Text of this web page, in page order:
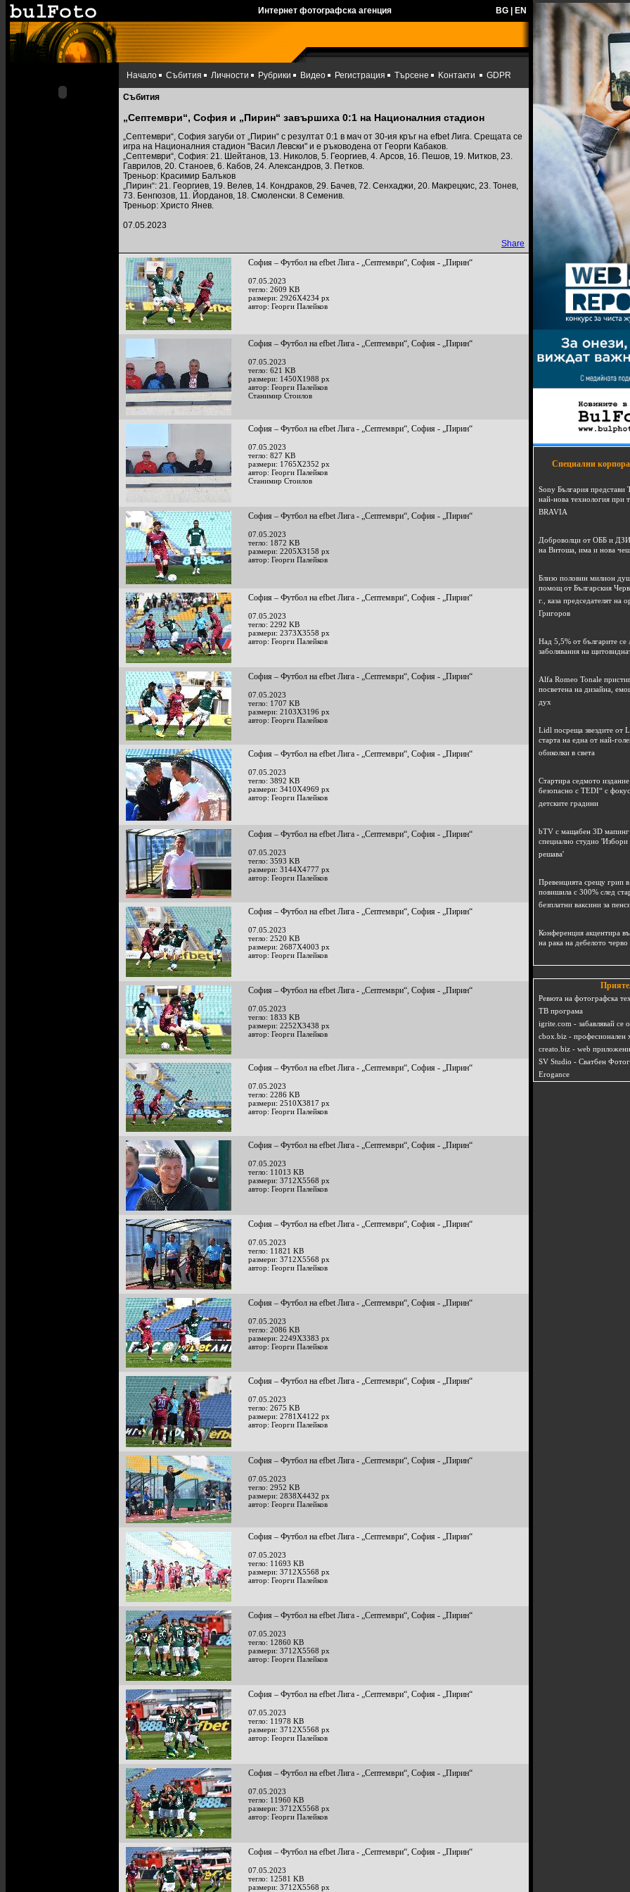
Интернет фотографска агенция BG EN
Начало Събития Личности Рубрики Видео Регистрация Търсене Kонтакти GDPR
Събития
„Септември“, София и „Пирин“ завършиха 0:1 на Националния стадион
„Септември“, София загуби от „Пирин“ с резултат 0:1 в мач от 30-ия кръг на efbet Лига. Срещата се
игра на Националния стадион "Васил Левски" и е ръководена от Георги Кабаков.
„Септември“, София: 21. Шейтанов, 13. Николов, 5. Георгиев, 4. Арсов, 16. Пешов, 19. Митков, 23.
Гаврилов, 20. Станоев, 6. Кабов, 24. Александров, 3. Петков.
Треньор: Красимир Балъков
„Пирин“: 21. Георгиев, 19. Велев, 14. Кондраков, 29. Бачев, 72. Сенхаджи, 20. Макрецкис, 23. Тонев,
73. Бенгюзов, 11. Йорданов, 18. Смоленски. 8 Семенив.
Треньор: Христо Янев.
07.05.2023
Share
София – Футбол на efbet Лига - „Септември“, София - „Пирин“
07.05.2023
тегло: 2609 KB
размери: 2926X4234 px
автор: Георги Палейков
София – Футбол на efbet Лига - „Септември“, София - „Пирин“
07.05.2023
тегло: 621 KB
размери: 1450X1988 px
автор: Георги Палейков
Станимир Стоилов
София – Футбол на efbet Лига - „Септември“, София - „Пирин“
07.05.2023
тегло: 827 KB
размери: 1765X2352 px
автор: Георги Палейков
Станимир Стоилов
София – Футбол на efbet Лига - „Септември“, София - „Пирин“
07.05.2023
тегло: 1872 KB
размери: 2205X3158 px
автор: Георги Палейков
София – Футбол на efbet Лига - „Септември“, София - „Пирин“
07.05.2023
тегло: 2292 KB
размери: 2373X3558 px
автор: Георги Палейков
София – Футбол на efbet Лига - „Септември“, София - „Пирин“
07.05.2023
тегло: 1707 KB
размери: 2103X3196 px
автор: Георги Палейков
София – Футбол на efbet Лига - „Септември“, София - „Пирин“
07.05.2023
тегло: 3892 KB
размери: 3410X4969 px
автор: Георги Палейков
София – Футбол на efbet Лига - „Септември“, София - „Пирин“
07.05.2023
тегло: 3593 KB
размери: 3144X4777 px
автор: Георги Палейков
София – Футбол на efbet Лига - „Септември“, София - „Пирин“
07.05.2023
тегло: 2520 KB
размери: 2687X4003 px
автор: Георги Палейков
София – Футбол на efbet Лига - „Септември“, София - „Пирин“
07.05.2023
тегло: 1833 KB
размери: 2252X3438 px
автор: Георги Палейков
София – Футбол на efbet Лига - „Септември“, София - „Пирин“
07.05.2023
тегло: 2286 KB
размери: 2510X3817 px
автор: Георги Палейков
София – Футбол на efbet Лига - „Септември“, София - „Пирин“
07.05.2023
тегло: 11013 KB
размери: 3712X5568 px
автор: Георги Палейков
София – Футбол на efbet Лига - „Септември“, София - „Пирин“
07.05.2023
тегло: 11821 KB
размери: 3712X5568 px
автор: Георги Палейков
София – Футбол на efbet Лига - „Септември“, София - „Пирин“
07.05.2023
тегло: 2086 KB
размери: 2249X3383 px
автор: Георги Палейков
София – Футбол на efbet Лига - „Септември“, София - „Пирин“
07.05.2023
тегло: 2675 KB
размери: 2781X4122 px
автор: Георги Палейков
София – Футбол на efbet Лига - „Септември“, София - „Пирин“
07.05.2023
тегло: 2952 KB
размери: 2838X4432 px
автор: Георги Палейков
София – Футбол на efbet Лига - „Септември“, София - „Пирин“
07.05.2023
тегло: 11693 KB
размери: 3712X5568 px
автор: Георги Палейков
София – Футбол на efbet Лига - „Септември“, София - „Пирин“
07.05.2023
тегло: 12860 KB
размери: 3712X5568 px
автор: Георги Палейков
София – Футбол на efbet Лига - „Септември“, София - „Пирин“
07.05.2023
тегло: 11978 KB
размери: 3712X5568 px
автор: Георги Палейков
София – Футбол на efbet Лига - „Септември“, София - „Пирин“
07.05.2023
тегло: 11960 KB
размери: 3712X5568 px
автор: Георги Палейков
София – Футбол на efbet Лига - „Септември“, София - „Пирин“
07.05.2023
тегло: 12581 KB
размери: 3712X5568 px
Специални
Sony България представи
най-нова технология при
BRAVIA
Доброволци от ОББ и ДЗИ
на Витоша, има и нова
Близо половин милион
помощ от Българския
г., каза председателят на
Григоров
Над 5,5% от българите се
заболявания на
Alfa Romeo Tonale
посветена на дизайна,
дух
Lidl посреща звездите от
старта на една от най-
обиколки в света
Стартира седмото
безопасно с TEDI“ с
детските градини
bTV с мащабен 3D мапинг
специално студио
решава'
Превенцията срещу грип в
повишила с 300% след
безплатни ваксини за
Конференция акцентира
на рака на дебелото черво
Ревюта на фотографска
ТВ програма
igrite.com - забавлявай се
cbox.biz - професионален
creato.biz - web
SV Studio - Сватбен
Erogance